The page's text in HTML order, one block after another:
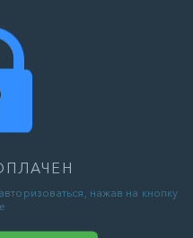
нажав на кнопку